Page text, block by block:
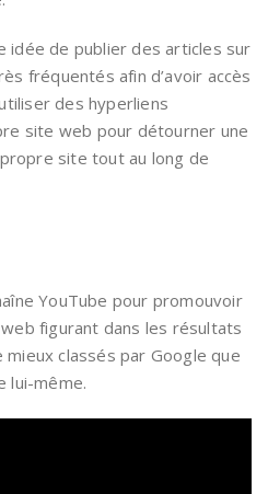
idée de publier des articles sur
fréquentés afin d’avoir accès
des hyperliens
site web pour détourner une
site tout au long de
YouTube pour promouvoir
figurant dans les résultats
classés par Google que
lui-même.